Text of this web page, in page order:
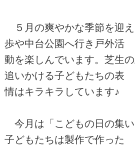
５月の爽やかな季節を迎
歩や中台公園へ行き戸外活
動を楽しんでいます。芝生
追いかける子どもたちの表
情はキラキラしています♪
今月は「こどもの日の集い
子どもたちは製作で作った